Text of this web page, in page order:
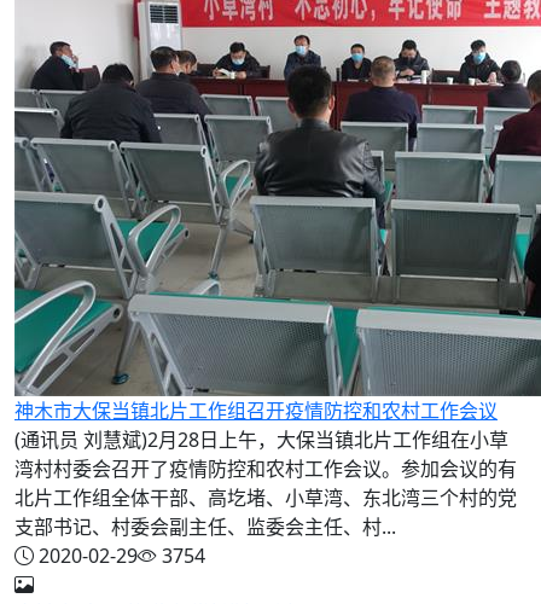
神木市大保当镇北片工作组召开疫情防控和农村工作会议
(通讯员 刘慧斌)2月28日上午，大保当镇北片工作组在小草
湾村村委会召开了疫情防控和农村工作会议。参加会议的有
北片工作组全体干部、高圪堵、小草湾、东北湾三个村的党
支部书记、村委会副主任、监委会主任、村...
2020-02-29
3754